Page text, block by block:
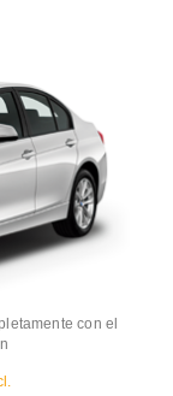
con el